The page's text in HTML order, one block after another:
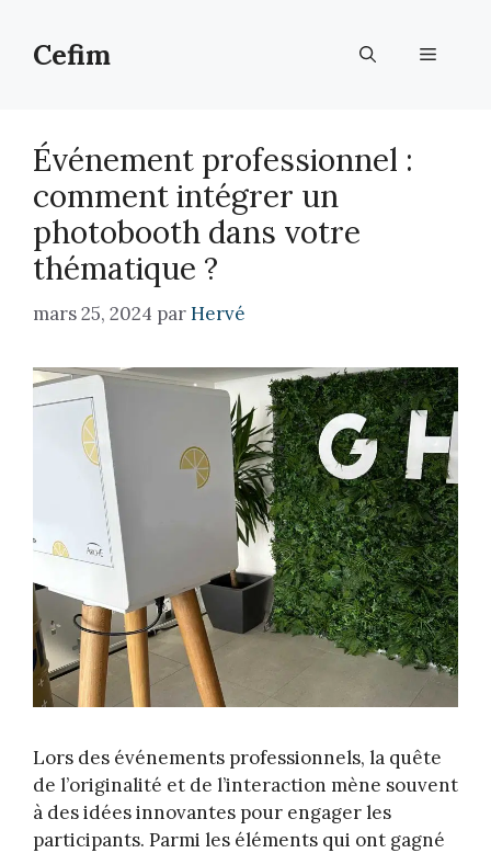
contenu
Cefim Menu
Événement professionnel :
comment intégrer un
photobooth dans votre
thématique ?
mars 25, 2024 parHervé
Lors des événements professionnels, la quête
de l’originalité et de l’interaction mène souvent
à des idées innovantes pour engager les
participants. Parmi les éléments qui ont gagné